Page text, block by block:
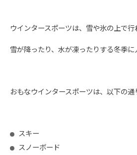
ウインタースポーツは、雪や氷の上で行
雪が降ったり、水が凍ったりする冬季に
おもなウインタースポーツは、以下の通
スキー
スノーボード